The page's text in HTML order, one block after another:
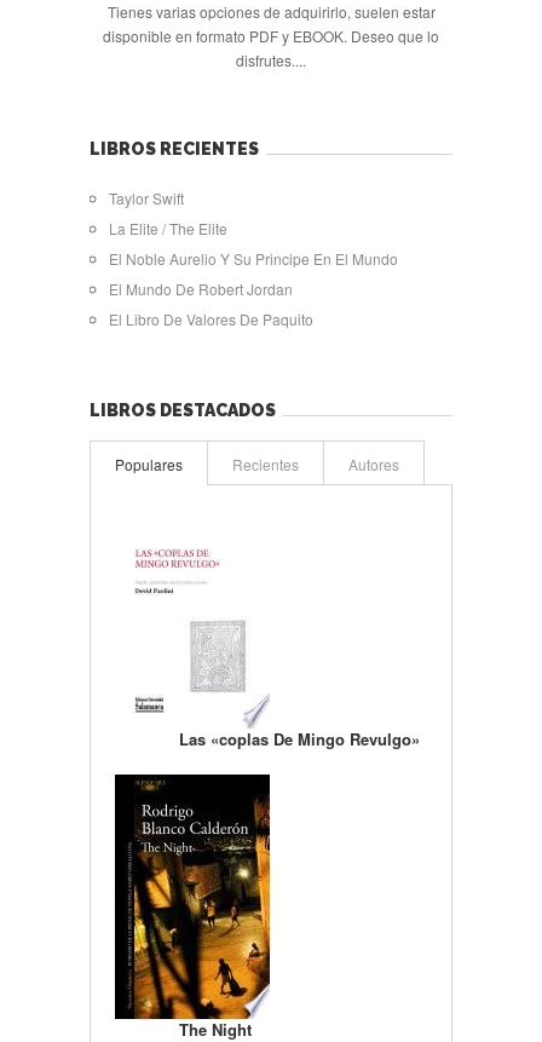
Tienes varias opciones de adquirirlo, suelen estar
disponible en formato PDF y EBOOK. Deseo que lo
disfrutes....
LIBROS RECIENTES
Taylor Swift
La Elite / The Elite
El Noble Aurelio Y Su Principe En El Mundo
El Mundo De Robert Jordan
El Libro De Valores De Paquito
LIBROS DESTACADOS
Populares Recientes Autores
Las «coplas De Mingo Revulgo»
The Night